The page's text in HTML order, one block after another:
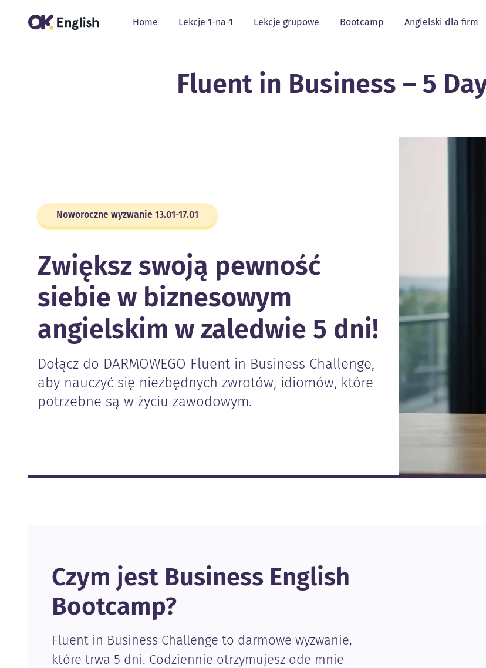
Home Lekcje 1-na-1 Lekcje grupowe Bootcamp Angielski dla firm
Fluent in Business – 5
Noworoczne wyzwanie 13.01-17.01
Zwiększ swoją pewność
siebie w biznesowym
angielskim w zaledwie 5 dni!
Dołącz do DARMOWEGO Fluent in Business Challenge,
aby nauczyć się niezbędnych zwrotów, idiomów, które
potrzebne są w życiu zawodowym.
Czym jest Business English
Bootcamp?
Fluent in Business Challenge to darmowe wyzwanie,
które trwa 5 dni. Codziennie otrzymujesz ode mnie